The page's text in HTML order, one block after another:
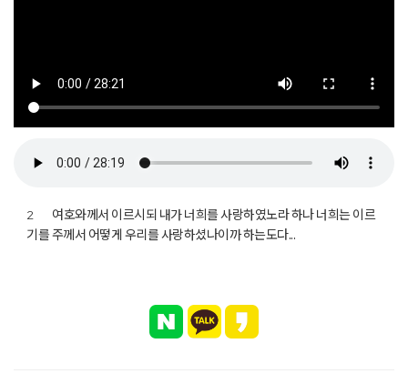
2 여호와께서 이르시되 내가 너희를 사랑하였노라 하나 너희는 이르
기를 주께서 어떻게 우리를 사랑하셨나이까 하는도다...